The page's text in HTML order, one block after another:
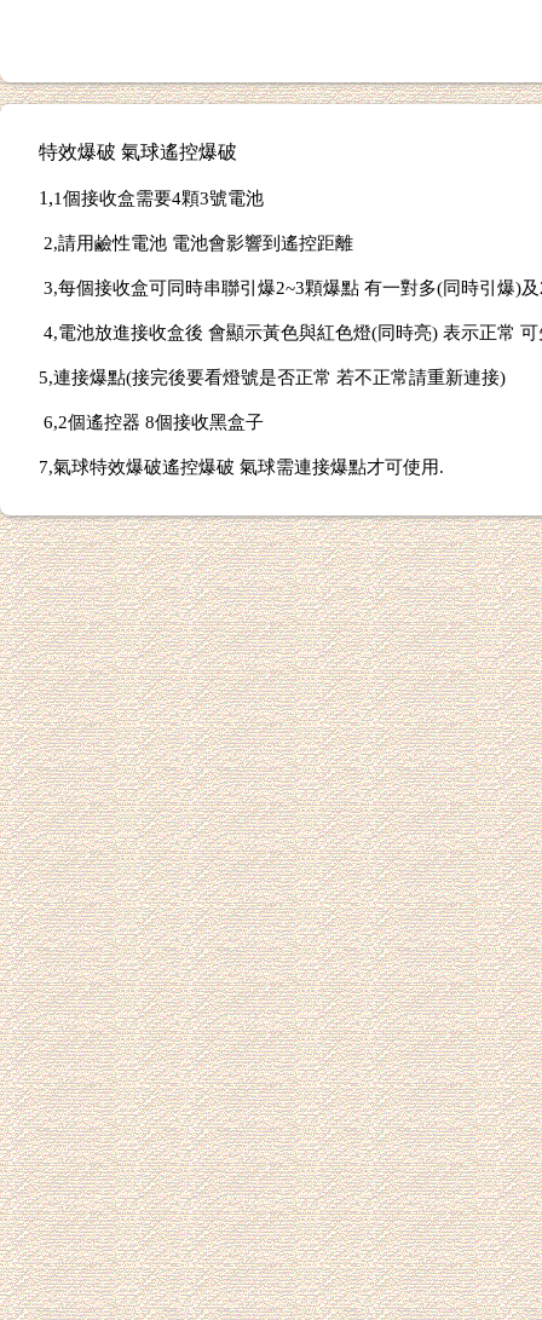
特效爆破 氣球遙控爆破
1,1個接收盒需要4顆3號電池
2,請用鹼性電池 電池會影響到遙控距離
3,每個接收盒可同時串聯引爆2~3顆爆點 有一對多(同時引爆)
4,電池放進接收盒後 會顯示黃色與紅色燈(同時亮) 表示正常
5,連接爆點(接完後要看燈號是否正常 若不正常請重新連接)
6,2個遙控器 8個接收黑盒子
7,氣球特效爆破遙控爆破 氣球需連接爆點才可使用.